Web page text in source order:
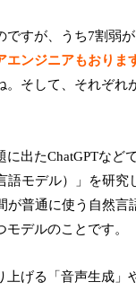
ですが、うち7割弱
エンジニアもおりま
。そして、それぞれ
に出たChatGPTなど
語モデル）」を研究
が普通に使う自然言
デルのことです。
上げる「音声生成」